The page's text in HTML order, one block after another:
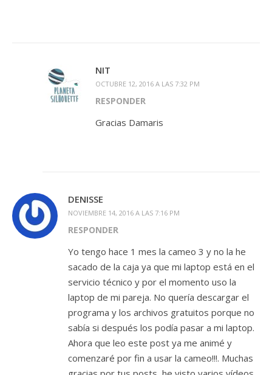
NIT
OCTUBRE 12, 2016 A LAS 7:32 PM
RESPONDER
Gracias Damaris
DENISSE
NOVIEMBRE 14, 2016 A LAS 7:16 PM
RESPONDER
Yo tengo hace 1 mes la cameo 3 y no la he
sacado de la caja ya que mi laptop está en el
servicio técnico y por el momento uso la
laptop de mi pareja. No quería descargar el
programa y los archivos gratuitos porque no
sabía si después los podía pasar a mi laptop.
Ahora que leo este post ya me animé y
comenzaré por fin a usar la cameo!!!. Muchas